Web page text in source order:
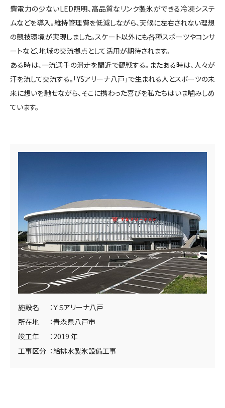
費電力の少ないLED照明、高品質なリンク製氷ができる冷凍システ
ムなどを導入。維持管理費を低減しながら、天候に左右されない理想
の競技環境が実現しました。スケート以外にも各種スポーツやコンサ
ートなど、地域の交流拠点として活用が期待されます。
ある時は、一流選手の滑走を間近で観戦する。またある時は、人々が
汗を流して交流する。「YSアリーナ八戸」で生まれる人とスポーツの未
来に想いを馳せながら、そこに携わった喜びを私たちはいま噛みしめ
ています。
施設名
ＹＳアリーナ八戸
所在地
青森県八戸市
竣工年
2019 年
工事区分
給排水製氷設備工事